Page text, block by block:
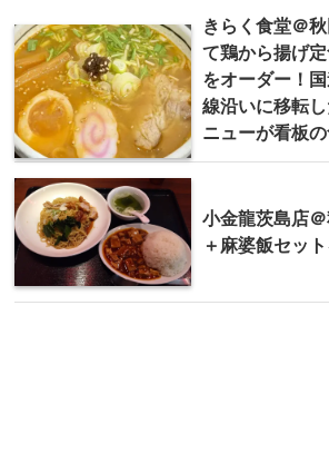
きらく食堂＠
て鶏から揚げ
をオーダー！
線沿いに移転
ニューが看板
小金龍茨島店
＋麻婆飯セッ